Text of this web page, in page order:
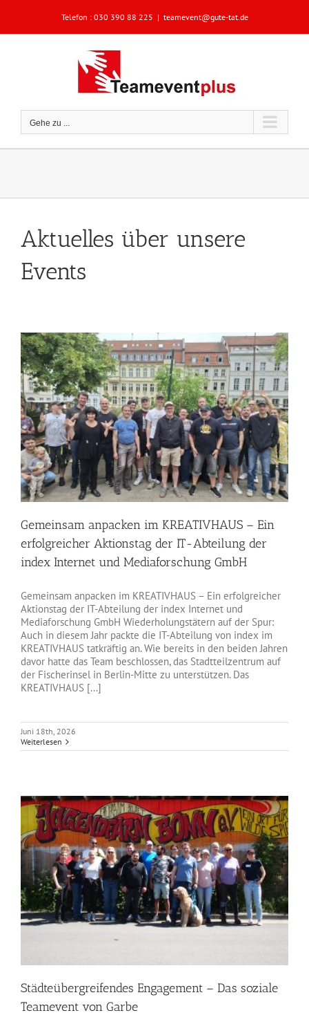
springen
Telefon : 030 390 88 225 | teamevent@gute-tat.de
Gehe zu ...
Aktuelles über unsere
Events
Gemeinsam anpacken im KREATIVHAUS – Ein
erfolgreicher Aktionstag der IT-Abteilung der
index Internet und Mediaforschung GmbH
Gemeinsam anpacken im KREATIVHAUS – Ein erfolgreicher
Aktionstag der IT-Abteilung der index Internet und
Mediaforschung GmbH Wiederholungstätern auf der Spur:
Auch in diesem Jahr packte die IT-Abteilung von index im
KREATIVHAUS tatkräftig an. Wie bereits in den beiden Jahren
davor hatte das Team beschlossen, das Stadtteilzentrum auf
der Fischerinsel in Berlin-Mitte zu unterstützen. Das
KREATIVHAUS [...]
Juni 18th, 2026
Weiterlesen
Städteübergreifendes Engagement – Das soziale
Teamevent von Garbe